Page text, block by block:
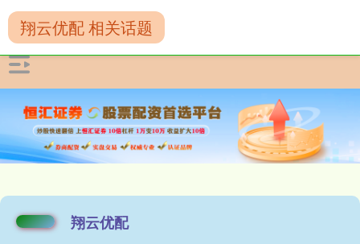
翔云优配
翔云优配 相关话题